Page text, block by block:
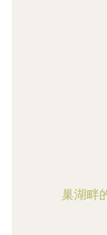
巢湖畔